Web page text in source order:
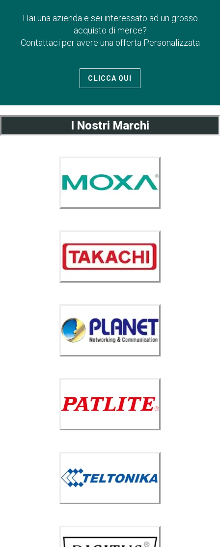
Hai una azienda e sei interessato ad un grosso
acquisto di merce?
Contattaci per avere una offerta Personalizzata
CLICCA QUI
I Nostri Marchi